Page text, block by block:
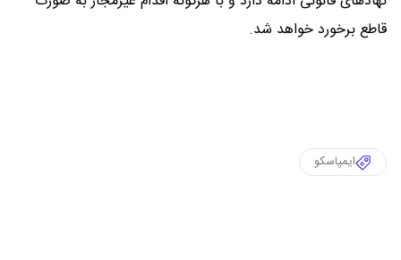
قاطع برخورد خواهد شد.
ایمپاسکو